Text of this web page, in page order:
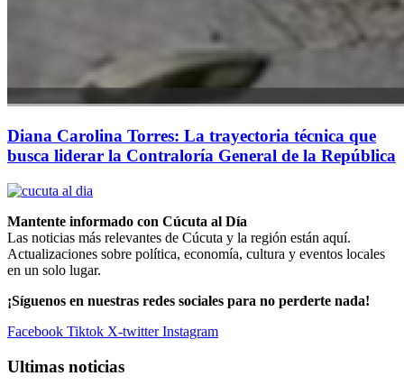
Diana Carolina Torres: La trayectoria técnica que
busca liderar la Contraloría General de la República
Mantente informado con Cúcuta al Día
Las noticias más relevantes de Cúcuta y la región están aquí.
Actualizaciones sobre política, economía, cultura y eventos locales
en un solo lugar.
¡Síguenos en nuestras redes sociales para no perderte nada!
Facebook Tiktok X-twitter Instagram
Ultimas noticias